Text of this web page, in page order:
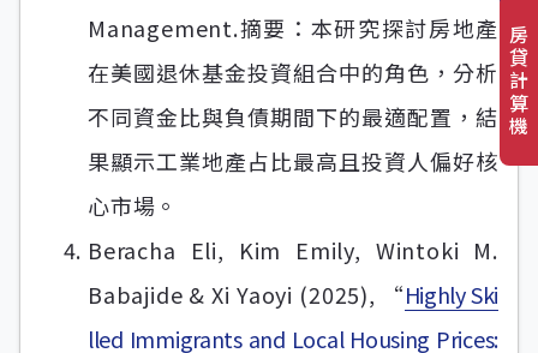
Management.摘要：本研究探討房地產
在美國退休基金投資組合中的角色，分析
不同資金比與負債期間下的最適配置，結
果顯示工業地產占比最高且投資人偏好核
心市場。
Beracha Eli, Kim Emily, Wintoki M.
Babajide & Xi Yaoyi (2025), “Highly Ski
lled Immigrants and Local Housing Prices:
房
貸
計
算
機